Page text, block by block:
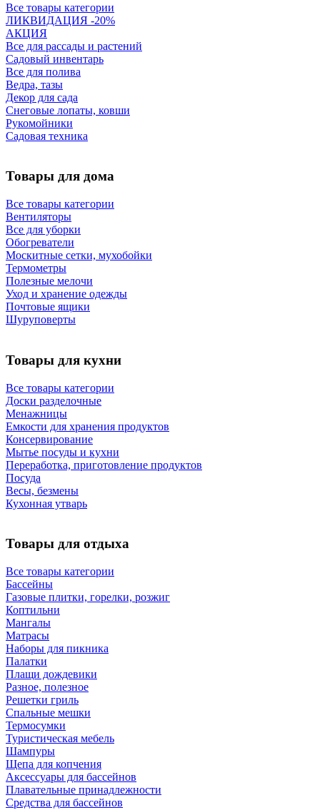
Все товары категории
ЛИКВИДАЦИЯ -20%
АКЦИЯ
Все для рассады и растений
Садовый инвентарь
Все для полива
Ведра, тазы
Декор для сада
Снеговые лопаты, ковши
Рукомойники
Садовая техника
Товары для дома
Все товары категории
Вентиляторы
Все для уборки
Обогреватели
Москитные сетки, мухобойки
Термометры
Полезные мелочи
Уход и хранение одежды
Почтовые ящики
Шуруповерты
Товары для кухни
Все товары категории
Доски разделочные
Менажницы
Емкости для хранения продуктов
Консервирование
Мытье посуды и кухни
Переработка, приготовление продуктов
Посуда
Весы, безмены
Кухонная утварь
Товары для отдыха
Все товары категории
Бассейны
Газовые плитки, горелки, розжиг
Коптильни
Мангалы
Матрасы
Наборы для пикника
Палатки
Плащи дождевики
Разное, полезное
Решетки гриль
Спальные мешки
Термосумки
Туристическая мебель
Шампуры
Щепа для копчения
Аксессуары для бассейнов
Плавательные принадлежности
Средства для бассейнов